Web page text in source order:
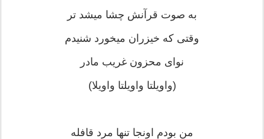
به صوت قرآنش چشا میشد تر
وقتی که خیزران میخورد شنیدم
نوای محزون غریب مادر
(واویلتا واویلتا واویلا)
من بودم اونجا تنها مرد قافله